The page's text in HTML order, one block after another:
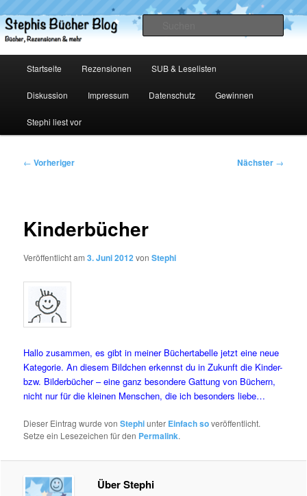
primären
Inhalt
Stephis Bücher Blog
Startseite Rezensionen SUB & Leselisten
Diskussion Impressum Datenschutz Gewinnen
Stephi liest vor
Beitragsnavigation
← Vorheriger Nächster →
Kinderbücher
Veröffentlicht am3. Juni 2012vonStephi
Hallo zusammen, es gibt in meiner Büchertabelle jetzt eine neue
Kategorie. An diesem Bildchen erkennst du in Zukunft die Kinder-
bzw. Bilderbücher – eine ganz besondere Gattung von Büchern,
nicht nur für die kleinen Menschen, die ich besonders liebe…
Dieser Eintrag wurde vonStephiunter Einfach soveröffentlicht.
Setze ein Lesezeichen für den Permalink.
Über Stephi